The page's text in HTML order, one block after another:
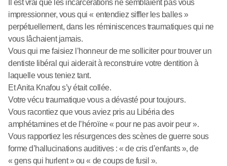
Il est vrai que les incarcérations ne semblaient pas vous
impressionner, vous qui « entendiez siffler les balles »
perpétuellement, dans les réminiscences traumatiques qui ne
vous lâchaient jamais.
Vous qui me faisiez l’honneur de me solliciter pour trouver un
dentiste libéral qui aiderait à reconstruire votre dentition à
laquelle vous teniez tant.
Et Anita Knafou s’y était collée.
Votre vécu traumatique vous a dévasté pour toujours.
Vous racontiez que vous aviez pris au Libéria des
amphétamines et de l’héroïne « pour ne pas avoir peur ».
Vous rapportiez les résurgences des scènes de guerre sous
forme d’hallucinations auditives : « de cris d’enfants », de
« gens qui hurlent » ou « de coups de fusil ».